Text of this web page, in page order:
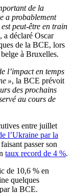
de la
a probablement
peut-être en train
, a déclaré Oscar
de la BCE, lors
à Bruxelles.
l’impact en temps
», la BCE prévoit
des prochains
au cours de
entre juillet
l’Ukraine par la
passer son
taux record de 4 %.
de 10,6 % en
quelques
la BCE.